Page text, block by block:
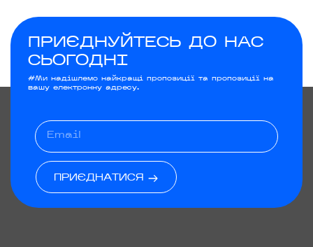
ПРИЄДНУЙТЕСЬ ДО НАС
СЬОГОДНІ
#Ми надішлемо найкращі пропозиції та пропозиції на
вашу електронну адресу.
ПРИЄДНАТИСЯ